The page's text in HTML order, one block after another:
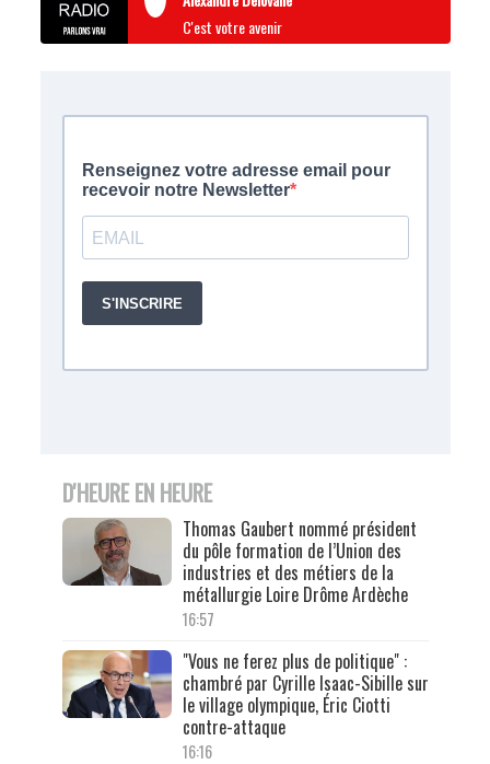
C'est votre avenir
D'HEURE EN HEURE
Thomas Gaubert nommé président
du pôle formation de l’Union des
industries et des métiers de la
métallurgie Loire Drôme Ardèche
16:57
"Vous ne ferez plus de politique" :
chambré par Cyrille Isaac-Sibille sur
le village olympique, Éric Ciotti
contre-attaque
16:16